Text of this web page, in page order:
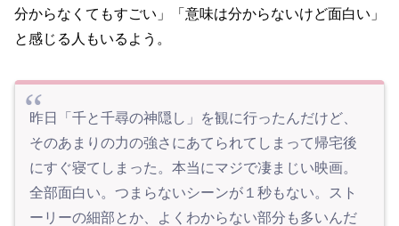
分からなくてもすごい」「意味は分からないけど面白い」
と感じる人もいるよう。
昨日「千と千尋の神隠し」を観に行ったんだけど、
そのあまりの力の強さにあてられてしまって帰宅後
にすぐ寝てしまった。本当にマジで凄まじい映画。
全部面白い。つまらないシーンが１秒もない。スト
ーリーの細部とか、よくわからない部分も多いんだ